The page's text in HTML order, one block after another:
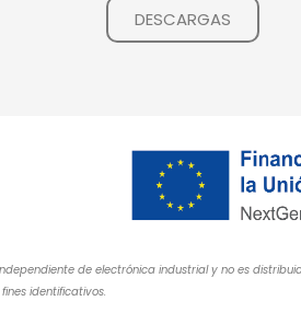
DESCARGAS
de electrónica industrial y no es
identificativos.